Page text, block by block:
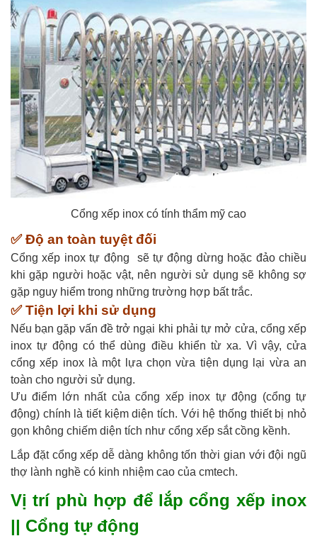
Cổng xếp inox có tính thẩm mỹ cao
✅ Độ an toàn tuyệt đối
Cổng xếp inox tự động sẽ tự động dừng hoặc đảo chiều
khi gặp người hoặc vật, nên người sử dụng sẽ không sợ
gặp nguy hiểm trong những trường hợp bất trắc.
✅ Tiện lợi khi sử dụng
Nếu bạn gặp vấn đề trở ngại khi phải tự mở cửa, cổng xếp
inox tự động có thể dùng điều khiển từ xa. Vì vậy, cửa
cổng xếp inox là một lựa chọn vừa tiện dụng lại vừa an
toàn cho người sử dụng.
Ưu điểm lớn nhất của cổng xếp inox tự động (cổng tự
động) chính là tiết kiệm diện tích. Với hệ thống thiết bị nhỏ
gọn không chiếm diện tích như cổng xếp sắt cồng kềnh.
Lắp đặt cổng xếp dễ dàng không tốn thời gian với đội ngũ
thợ lành nghề có kinh nhiệm cao của cmtech.
Vị trí phù hợp để lắp cổng xếp inox
|| Cổng tự động